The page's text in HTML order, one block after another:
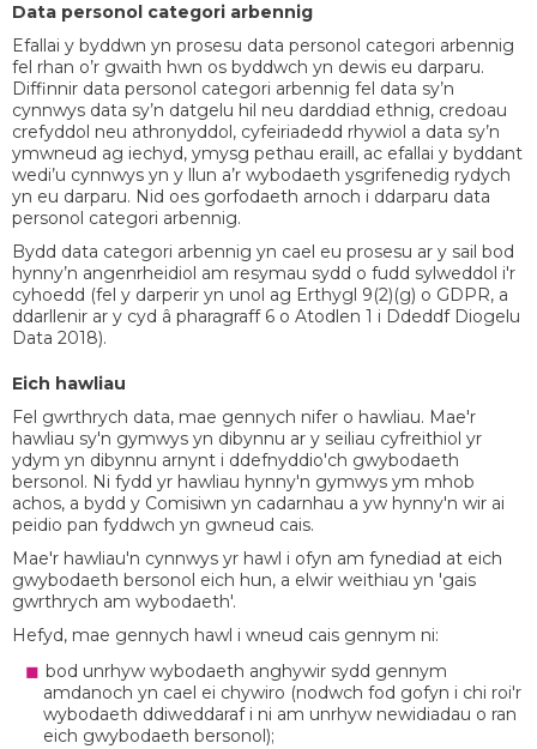
Data personol categori arbennig
Efallai y byddwn yn prosesu data personol categori arbennig
fel rhan o’r gwaith hwn os byddwch yn dewis eu darparu.
Diffinnir data personol categori arbennig fel data sy’n
cynnwys data sy’n datgelu hil neu darddiad ethnig, credoau
crefyddol neu athronyddol, cyfeiriadedd rhywiol a data sy’n
ymwneud ag iechyd, ymysg pethau eraill, ac efallai y byddant
wedi’u cynnwys yn y llun a’r wybodaeth ysgrifenedig rydych
yn eu darparu. Nid oes gorfodaeth arnoch i ddarparu data
personol categori arbennig.
Bydd data categori arbennig yn cael eu prosesu ar y sail bod
hynny’n angenrheidiol am resymau sydd o fudd sylweddol i'r
cyhoedd (fel y darperir yn unol ag Erthygl 9(2)(g) o GDPR, a
ddarllenir ar y cyd â pharagraff 6 o Atodlen 1 i Ddeddf Diogelu
Data 2018).
Eich hawliau
Fel gwrthrych data, mae gennych nifer o hawliau. Mae'r
hawliau sy'n gymwys yn dibynnu ar y seiliau cyfreithiol yr
ydym yn dibynnu arnynt i ddefnyddio'ch gwybodaeth
bersonol. Ni fydd yr hawliau hynny'n gymwys ym mhob
achos, a bydd y Comisiwn yn cadarnhau a yw hynny'n wir ai
peidio pan fyddwch yn gwneud cais.
Mae'r hawliau'n cynnwys yr hawl i ofyn am fynediad at eich
gwybodaeth bersonol eich hun, a elwir weithiau yn 'gais
gwrthrych am wybodaeth'.
Hefyd, mae gennych hawl i wneud cais gennym ni:
bod unrhyw wybodaeth anghywir sydd gennym
amdanoch yn cael ei chywiro (nodwch fod gofyn i chi roi'r
wybodaeth ddiweddaraf i ni am unrhyw newidiadau o ran
eich gwybodaeth bersonol);